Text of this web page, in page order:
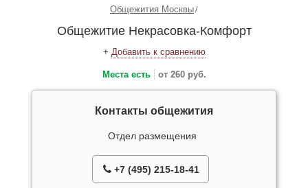
Общежития Москвы
Общежитие Некрасовка-Комфорт
+ Добавить к сравнению
Места есть от 260 руб.
Контакты общежития
Отдел размещения
+7 (495) 215-18-41